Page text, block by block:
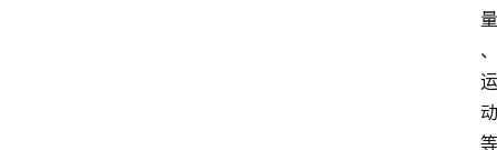
量
、
运
动
等